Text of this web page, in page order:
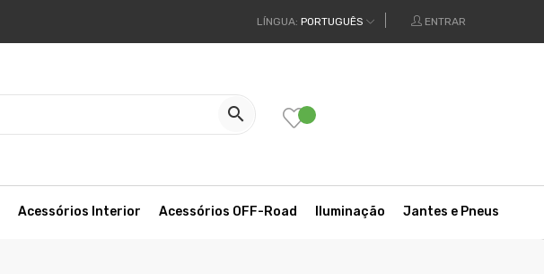
LÍNGUA: PORTUGUÊS ENTRAR

Acessórios Interior Acessórios OFF-Road Iluminação Jantes e Pneus